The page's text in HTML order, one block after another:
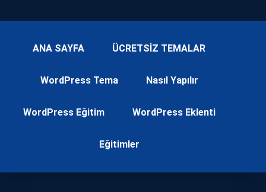
ANA SAYFA ÜCRETSİZ TEMALAR
WordPress Tema Nasıl Yapılır
WordPress Eğitim WordPress Eklenti
Eğitimler